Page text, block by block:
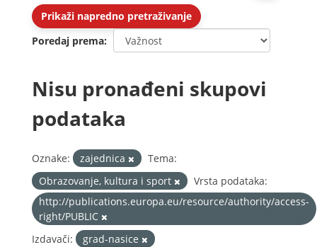
Prikaži napredno pretraživanje
Poredaj prema
Nisu pronađeni skupovi
podataka
Oznake: zajednica
Tema:
Obrazovanje, kultura i sport
Vrsta podataka:
http://publications.europa.eu/resource/authority/access-
right/PUBLIC
Izdavači:
grad-nasice